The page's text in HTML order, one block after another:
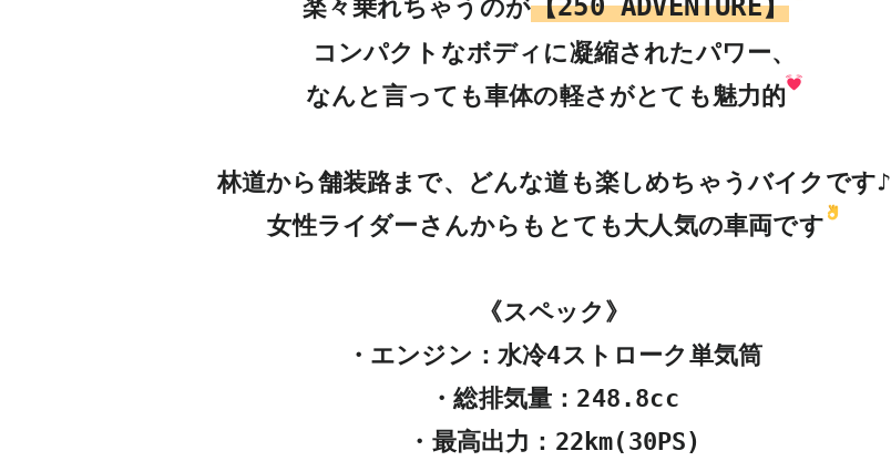
楽々乗れちゃうのが【250 ADVENTURE】
コンパクトなボディに凝縮されたパワー、
なんと言っても車体の軽さがとても魅力的
林道から舗装路まで、どんな道も楽しめちゃうバイクです♪
女性ライダーさんからもとても大人気の車両です
《スペック》
・エンジン：水冷4ストローク単気筒
・総排気量：248.8cc
・最高出力：22km(30PS)